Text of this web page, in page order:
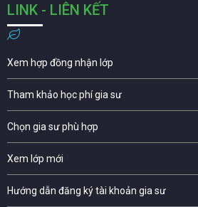
LINK - LIÊN KẾT
Xem hợp đồng nhận lớp
Tham khảo học phí gia sư
Chọn gia sư phù hợp
Xem lớp mới
Hướng dẫn đăng ký tài khoản gia sư